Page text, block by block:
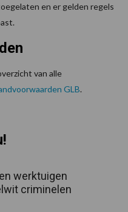
en er gelden regels
van alle
GLB.
werktuigen
criminelen